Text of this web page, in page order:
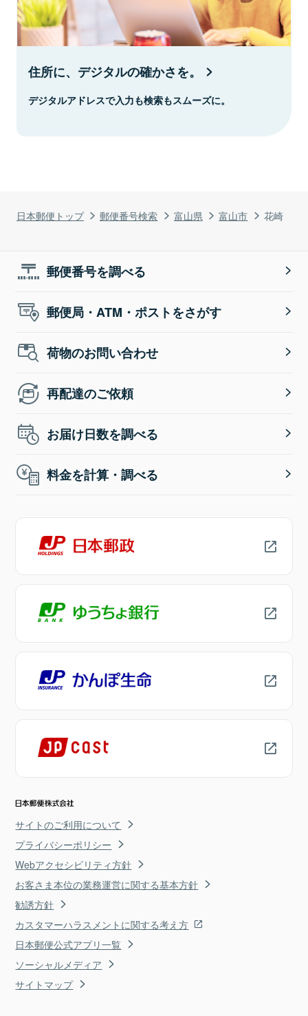
日本郵便トップ 郵便番号検索 富山県 富山市 花崎
住所に、デジタルの確かさを。
デジタルアドレスで入力も検索もスムーズに。
郵便番号を調べる
郵便局・ATM・ポストをさがす
荷物のお問い合わせ
再配達のご依頼
お届け日数を調べる
料金を計算・調べる
サイトのご利用について
プライバシーポリシー
Webアクセシビリティ方針
お客さま本位の業務運営に関する基本方針
勧誘方針
カスタマーハラスメントに関する考え方
日本郵便公式アプリ一覧
ソーシャルメディア
サイトマップ